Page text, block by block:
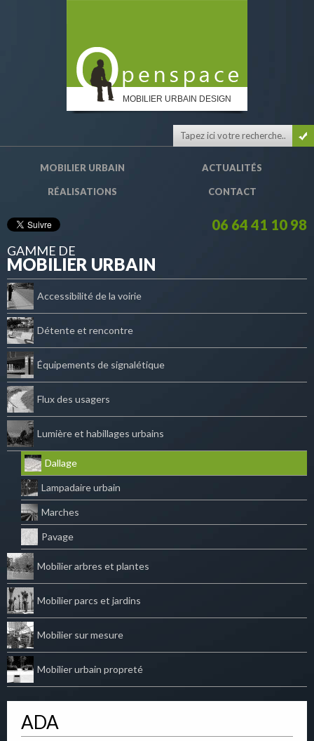
MOBILIER URBAIN DESIGN
MOBILIER URBAIN ACTUALITÉS
RÉALISATIONS CONTACT
06 64 41 10 98
GAMME DE
MOBILIER URBAIN
Accessibilité de la voirie
Détente et rencontre
Équipements de signalétique
Flux des usagers
Lumière et habillages urbains
Dallage
Lampadaire urbain
Marches
Pavage
Mobilier arbres et plantes
Mobilier parcs et jardins
Mobilier sur mesure
Mobilier urbain propreté
ADA